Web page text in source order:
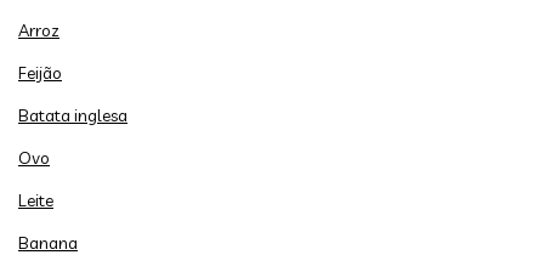
Arroz
Feijão
Batata inglesa
Ovo
Leite
Banana